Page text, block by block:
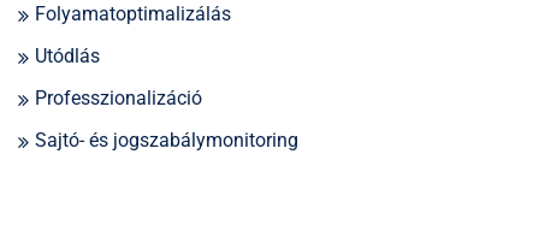
Folyamatoptimalizálás
Utódlás
Professzionalizáció
Sajtó- és jogszabálymonitoring